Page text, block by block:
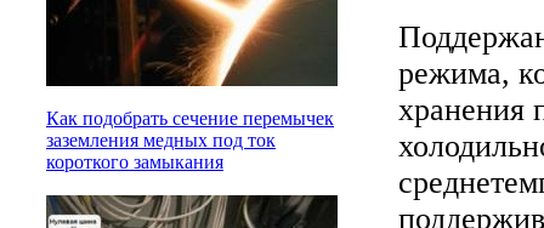
Как подобрать сечение перемычек
заземления медных под ток
короткого замыкания
режима,
хранения